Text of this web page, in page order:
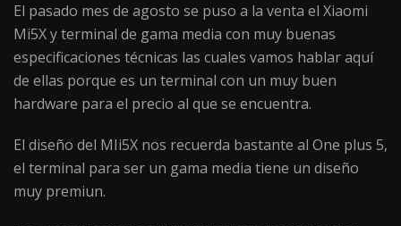
El pasado mes de agosto se puso a la venta el Xiaomi
Mi5X y terminal de gama media con muy buenas
especificaciones técnicas las cuales vamos hablar aquí
de ellas porque es un terminal con un muy buen
hardware para el precio al que se encuentra.
El diseño del MIi5X nos recuerda bastante al One plus 5,
el terminal para ser un gama media tiene un diseño
muy premiun.